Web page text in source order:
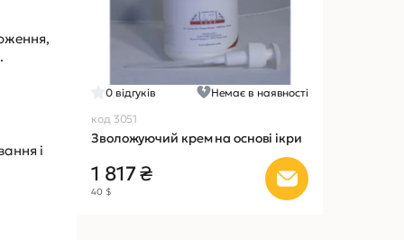
і
0 відгуків
Немає в наявності
код 3051
Зволожуючий крем на основі ікри
1 817 ₴
40 $